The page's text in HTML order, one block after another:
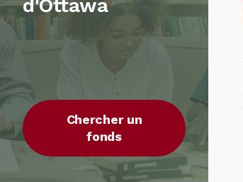
d'Ottawa
Chercher un
fonds